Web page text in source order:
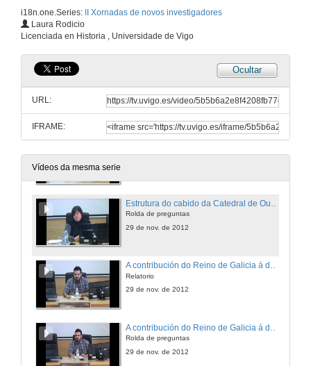
i18n.one.Series:
II Xornadas de novos investigadores
Laura Rodicio
Licenciada en Historia , Universidade de Vigo
Ocultar
URL:
IFRAME:
Vídeos da mesma serie
Breve introdución ao estudo documental
29 de nov. de 2012
Breve introdución ao estudo documental
Rolda de preguntas
29 de nov. de 2012
Estrutura do cabido da Catedral de Ourense a fins do s. XVIII
Rolda de preguntas
29 de nov. de 2012
A contribución do Reino de Galicia á defensa das Indias (1702)
Relatorio
29 de nov. de 2012
Rolda de preguntas
29 de nov. de 2012